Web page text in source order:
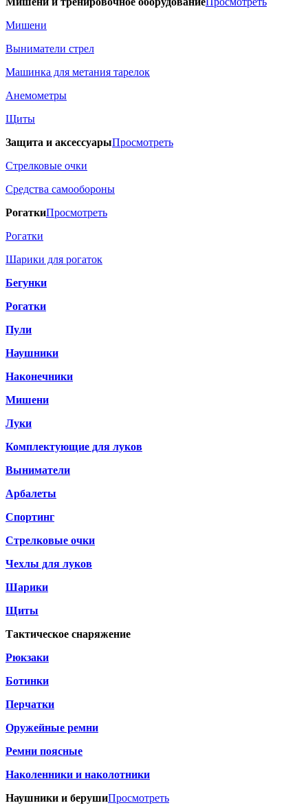
Мишени
Выниматели стрел
Машинка для метания тарелок
Анемометры
Щиты
Защита и аксессуарыПросмотреть
Стрелковые очки
Средства самообороны
РогаткиПросмотреть
Рогатки
Шарики для рогаток
Бегунки
Рогатки
Пули
Наушники
Наконечники
Мишени
Луки
Комплектующие для луков
Выниматели
Арбалеты
Спортинг
Стрелковые очки
Чехлы для луков
Шарики
Щиты
Тактическое снаряжение
Рюкзаки
Ботинки
Перчатки
Оружейные ремни
Ремни поясные
Наколенники и наколотники
Наушники и берушиПросмотреть